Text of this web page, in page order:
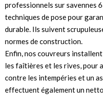
professionnels sur savennes
techniques de pose pour
durable. Ils suivent
normes de construction.
Enfin, nos couvreurs
les faîtières et les rives, pour
contre les intempéries et un
effectuent également un